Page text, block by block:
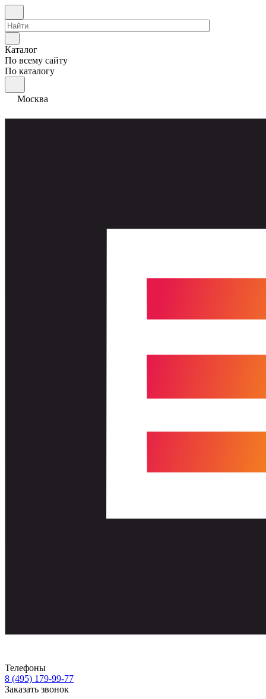
Каталог
По всему сайту
По каталогу
Москва
Телефоны
8 (495) 179-99-77
Заказать звонок